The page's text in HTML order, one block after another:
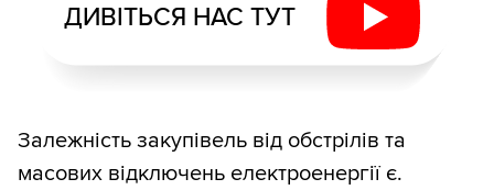
ДИВІТЬСЯ НАС ТУТ
Залежність закупівель від обстрілів та
масових відключень електроенергії є.